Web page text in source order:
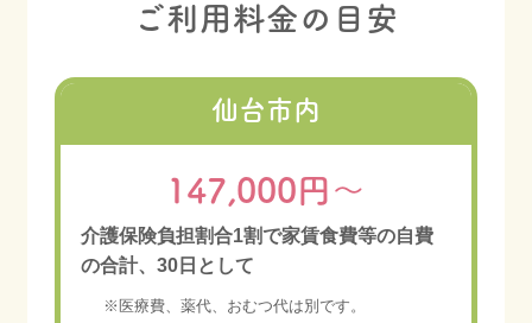
ご利用料金の目安
仙台市内
147,000円〜
介護保険負担割合1割で家賃食費等の自費
の合計、30日として
※医療費、薬代、おむつ代は別です。